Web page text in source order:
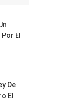
El
De
El